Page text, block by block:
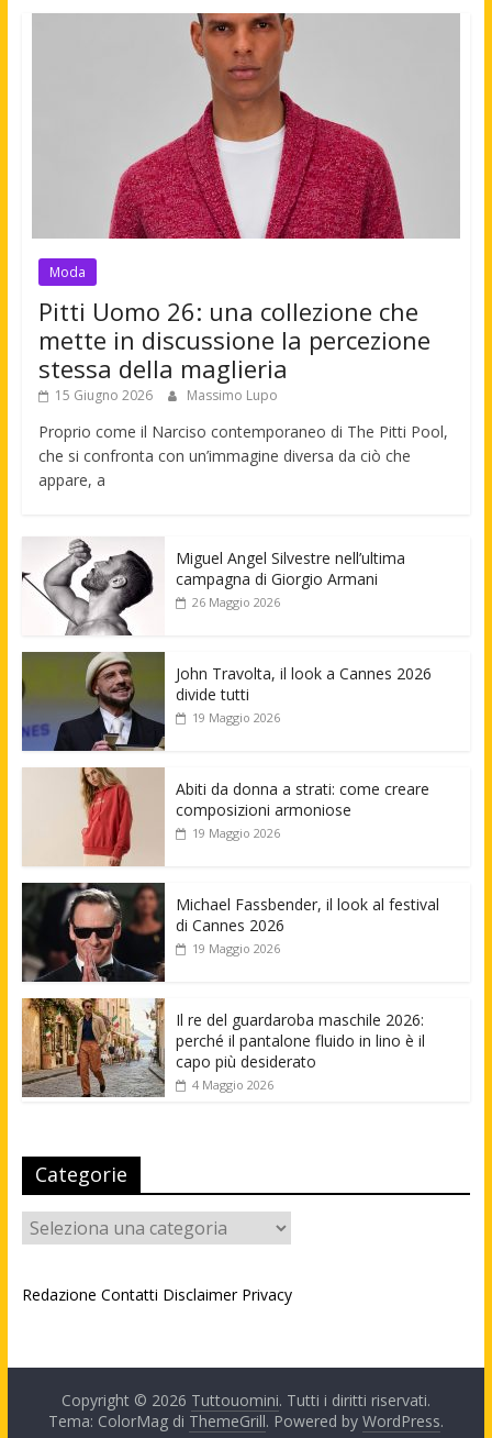
Moda
Pitti Uomo 26: una collezione che
mette in discussione la percezione
stessa della maglieria
15 Giugno 2026 Massimo Lupo
Proprio come il Narciso contemporaneo di The Pitti Pool,
che si confronta con un’immagine diversa da ciò che
appare, a
Miguel Angel Silvestre nell’ultima
campagna di Giorgio Armani
26 Maggio 2026
John Travolta, il look a Cannes 2026
divide tutti
19 Maggio 2026
Abiti da donna a strati: come creare
composizioni armoniose
19 Maggio 2026
Michael Fassbender, il look al festival
di Cannes 2026
19 Maggio 2026
Il re del guardaroba maschile 2026:
perché il pantalone fluido in lino è il
capo più desiderato
4 Maggio 2026
Categorie
Categorie
Redazione Contatti Disclaimer Privacy
Copyright © 2026 Tuttouomini. Tutti i diritti riservati.
Tema: ColorMag di ThemeGrill. Powered by WordPress.